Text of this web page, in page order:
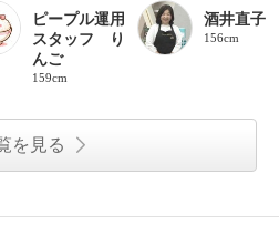
ピープル運用
スタッフ り
んご
159cm
酒井直子
156cm
を見る